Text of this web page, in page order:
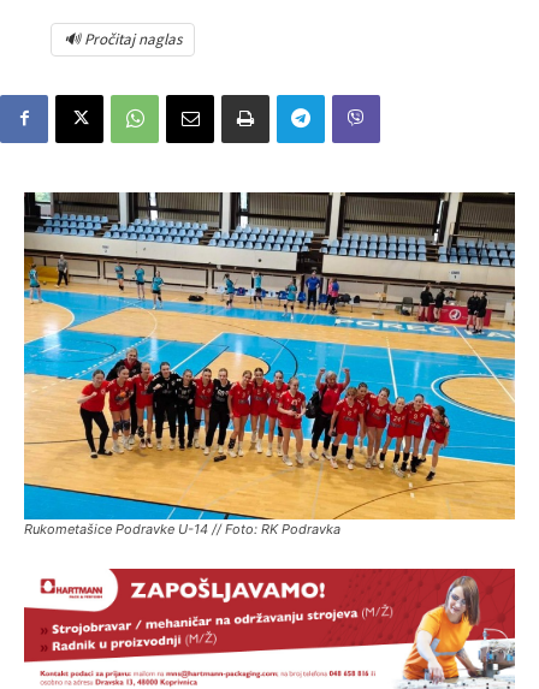
🔊 Pročitaj naglas
Rukometašice Podravke U-14 // Foto: RK Podravka